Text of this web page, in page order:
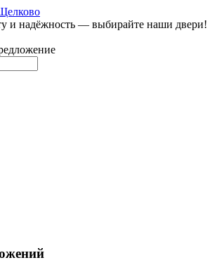
и надёжность — выбирайте наши двери!